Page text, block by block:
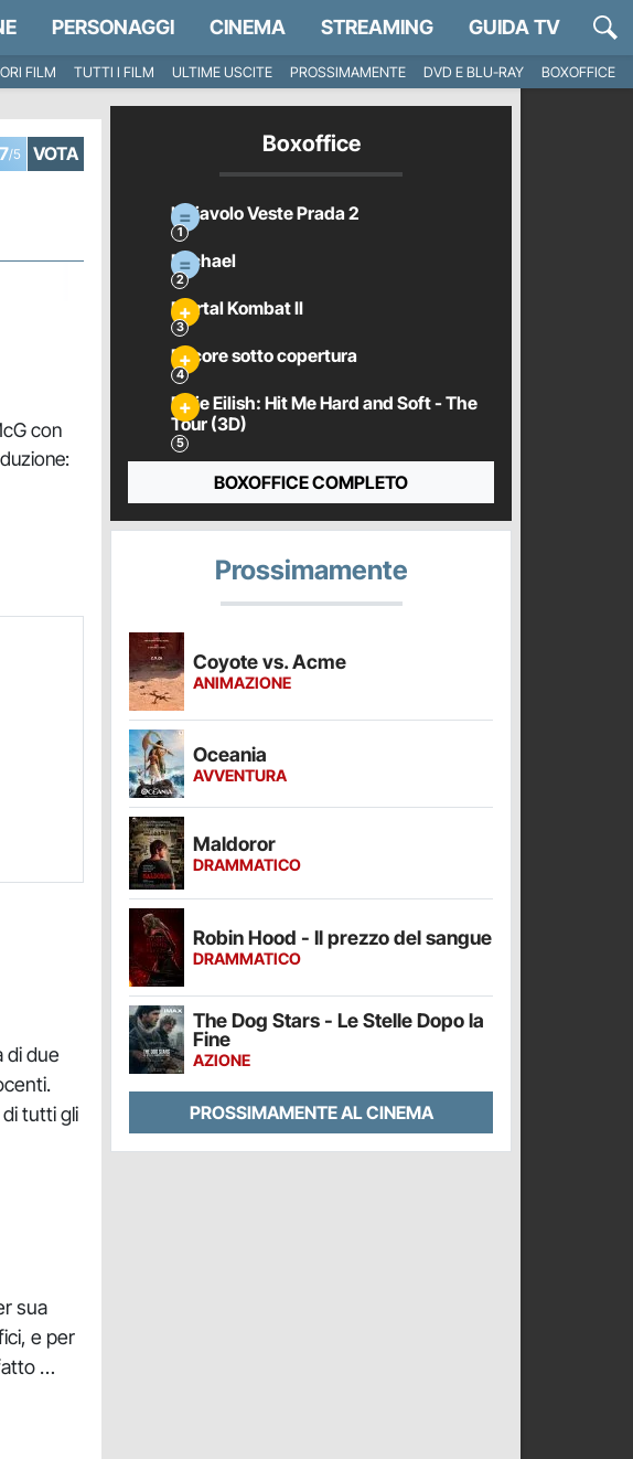
PERSONAGGI CINEMA STREAMING GUIDA TV
FILM TUTTI I FILM ULTIME USCITE PROSSIMAMENTE DVD E BLU-RAY
BOXOFFICE
/5 VOTA
con
di due
tutti gli
sua
e per
…
Boxoffice
Il Diavolo Veste Prada 2
Michael
Mortal Kombat II
Pecore sotto copertura
Billie Eilish: Hit Me Hard and Soft - The
Tour (3D)
BOXOFFICE COMPLETO
Prossimamente
Coyote vs. Acme
ANIMAZIONE
Oceania
AVVENTURA
Maldoror
DRAMMATICO
Robin Hood - Il prezzo del sangue
DRAMMATICO
The Dog Stars - Le Stelle Dopo la
Fine
AZIONE
PROSSIMAMENTE AL CINEMA